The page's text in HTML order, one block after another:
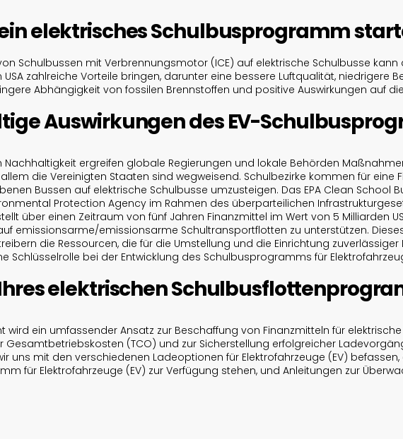
elektrisches Schulbusprogramm
Schulbussen mit Verbrennungsmotor (ICE) auf elektrische Schulbusse
zahlreiche Vorteile bringen, darunter eine bessere Luftqualität, niedrigere
Abhängigkeit von fossilen Brennstoffen und positive Auswirkungen auf
Auswirkungen des EV-
Nachhaltigkeit ergreifen globale Regierungen und lokale Behörden
die Vereinigten Staaten sind wegweisend. Schulbezirke kommen für eine
Bussen auf elektrische Schulbusse umzusteigen. Das EPA Clean School
Protection Agency im Rahmen des überparteilichen
über einen Zeitraum von fünf Jahren Finanzmittel im Wert von 5 Milliarden
emissionsarme/emissionsarme Schultransportflotten zu unterstützen.
die Ressourcen, die für die Umstellung und die Einrichtung
Schlüsselrolle bei der Entwicklung des Schulbusprogramms für
elektrischen
wird ein umfassender Ansatz zur Beschaffung von Finanzmitteln für elektrische
Gesamtbetriebskosten (TCO) und zur Sicherstellung erfolgreicher
uns mit den verschiedenen Ladeoptionen für Elektrofahrzeuge (EV) befassen,
für Elektrofahrzeuge (EV) zur Verfügung stehen, und Anleitungen zur